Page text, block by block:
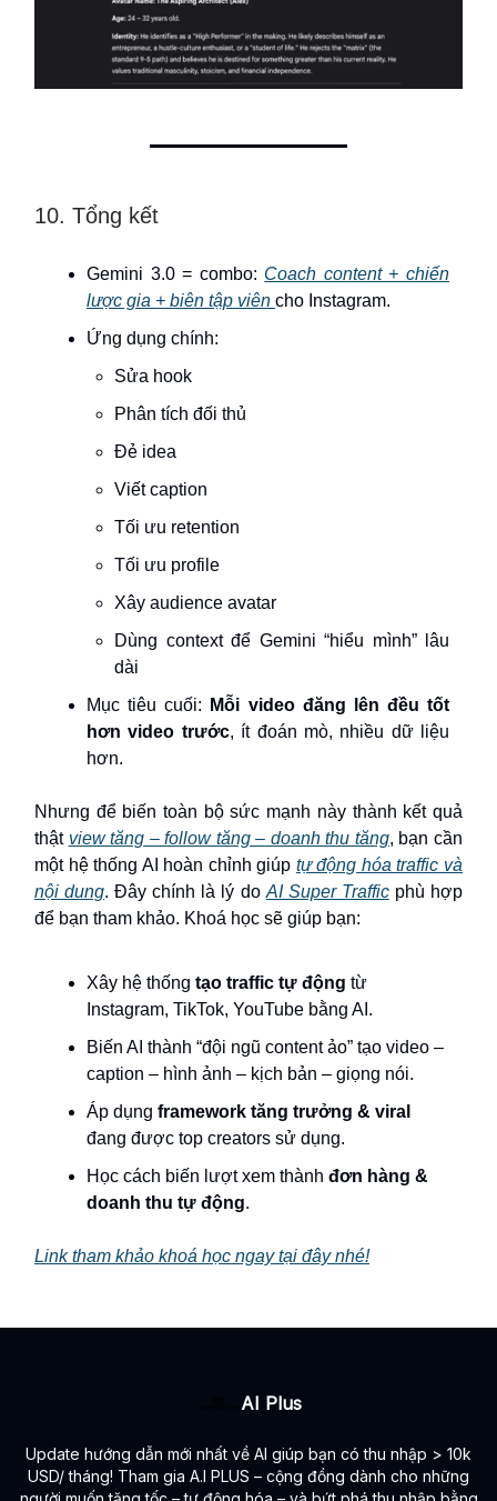
10. Tổng kết
Gemini 3.0 = combo: Coach content + chiến
lược gia + biên tập viên cho Instagram.
Ứng dụng chính:
Sửa hook
Phân tích đối thủ
Đẻ idea
Viết caption
Tối ưu retention
Tối ưu profile
Xây audience avatar
Dùng context để Gemini “hiểu mình” lâu
dài
Mục tiêu cuối:
Mỗi video đăng lên đều tốt
hơn video trước, ít đoán mò, nhiều dữ liệu
hơn.
Nhưng để biến toàn bộ sức mạnh này thành kết quả
thật view tăng – follow tăng – doanh thu tăng, bạn cần
một hệ thống AI hoàn chỉnh giúp tự động hóa traffic và
nội dung. Đây chính là lý do AI Super Trafficphù hợp
để bạn tham khảo. Khoá học sẽ giúp bạn:
Xây hệ thống tạo traffic tự động từ
Instagram, TikTok, YouTube bằng AI.
Biến AI thành “đội ngũ content ảo” tạo video –
caption – hình ảnh – kịch bản – giọng nói.
Áp dụng framework tăng trưởng & viral
đang được top creators sử dụng.
Học cách biến lượt xem thành đơn hàng &
doanh thu tự động.
Link tham khảo khoá học ngay tại đây nhé!
AI Plus
Update hướng dẫn mới nhất về AI giúp bạn có thu nhập > 10k
USD/ tháng! Tham gia A.I PLUS – cộng đồng dành cho những